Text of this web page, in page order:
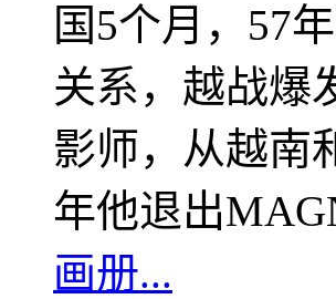
国5个月，57
关系，越战爆
影师，从越南
年他退出
画册...